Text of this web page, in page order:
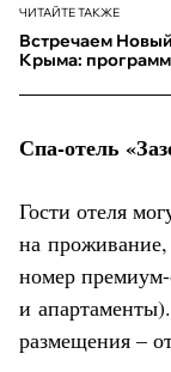
ЧИТАЙТЕ ТАКЖЕ
Встречаем
Крыма:
Спа-отель
Гости отеля
на проживание,
номер
и
размещения –